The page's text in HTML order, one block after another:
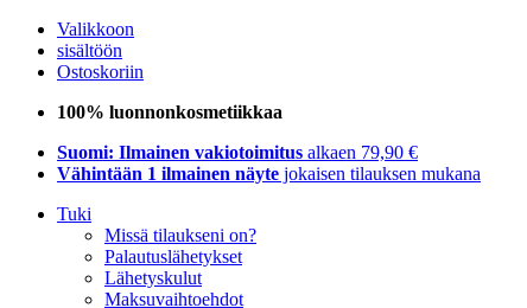
Valikkoon
sisältöön
Ostoskoriin
100% luonnonkosmetiikkaa
Suomi: Ilmainen vakiotoimitus alkaen 79,90 €
Vähintään 1 ilmainen näyte jokaisen tilauksen mukana
Tuki
Missä tilaukseni on?
Palautuslähetykset
Lähetyskulut
Maksuvaihtoehdot